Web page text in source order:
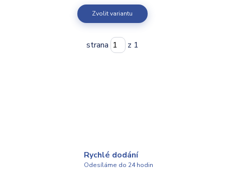
Zvolit variantu
strana z 1
Rychlé dodání
Odesíláme do 24 hodin